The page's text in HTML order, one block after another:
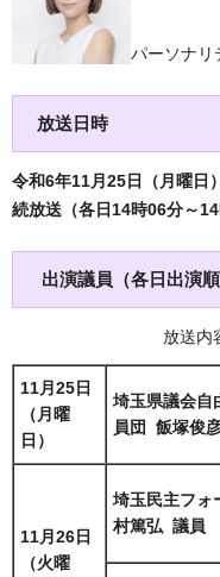
パーソナリ
放送日時
令和6年11月25日（月曜日
続放送（各日14時06分～14
出演議員（各日出演順
放送内
11月25日
（月曜
日）
埼玉県議会自
員団 飯塚俊
11月26日
（火曜
埼玉民主フ
村篤弘 議員